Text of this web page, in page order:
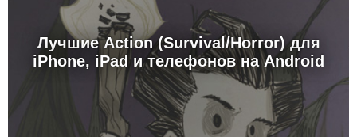
Лучшие Action (Survival/Horror) для
iPhone, iPad и телефонов на Android